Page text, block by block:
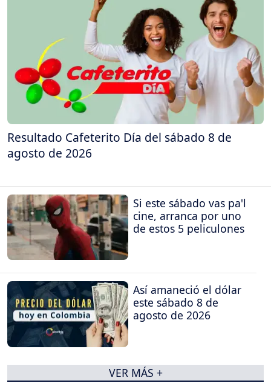
Resultado Cafeterito Día del sábado 8 de
agosto de 2026
Si este sábado vas pa'l
cine, arranca por uno
de estos 5 peliculones
Así amaneció el dólar
este sábado 8 de
agosto de 2026
VER MÁS +